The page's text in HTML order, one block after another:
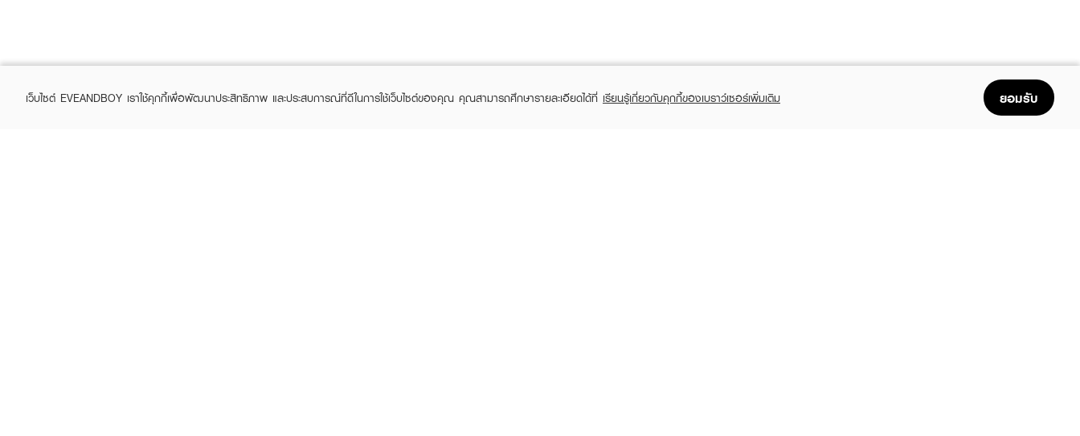
เว็บไซต์ EVEANDBOY เราใช้คุกกี้เพื่อพัฒนาประสิทธิภาพ และประสบการณ์ที่ดีในการใช้เว็บไซต์ของคุณ คุณสามารถศึกษารายละเอียดได้ที่ เรียนรู้เกี่ยวกับคุกกี้ของเบราว์เซอร์เพิ่มเติม ยอมรับ